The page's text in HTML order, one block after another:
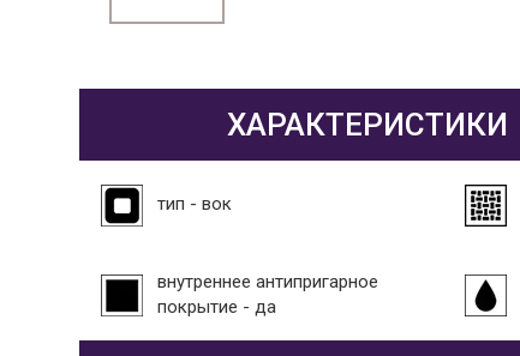
ХАРАКТЕРИСТИКИ
тип - вок
внутреннее антипригарное
покрытие - да